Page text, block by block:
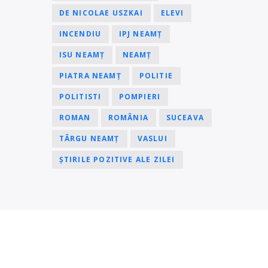
DE NICOLAE USZKAI ELEVI
INCENDIU IPJ NEAMȚ
ISU NEAMȚ NEAMȚ
PIATRA NEAMȚ POLITIE
POLITISTI POMPIERI
ROMAN ROMÂNIA SUCEAVA
TÂRGU NEAMȚ VASLUI
ȘTIRILE POZITIVE ALE ZILEI